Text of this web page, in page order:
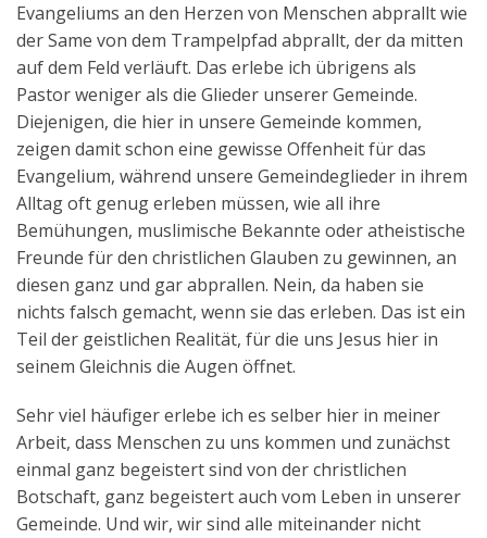
Evangeliums an den Herzen von Menschen abprallt wie
der Same von dem Trampelpfad abprallt, der da mitten
auf dem Feld verläuft. Das erlebe ich übrigens als
Pastor weniger als die Glieder unserer Gemeinde.
Diejenigen, die hier in unsere Gemeinde kommen,
zeigen damit schon eine gewisse Offenheit für das
Evangelium, während unsere Gemeindeglieder in ihrem
Alltag oft genug erleben müssen, wie all ihre
Bemühungen, muslimische Bekannte oder atheistische
Freunde für den christlichen Glauben zu gewinnen, an
diesen ganz und gar abprallen. Nein, da haben sie
nichts falsch gemacht, wenn sie das erleben. Das ist ein
Teil der geistlichen Realität, für die uns Jesus hier in
seinem Gleichnis die Augen öffnet.
Sehr viel häufiger erlebe ich es selber hier in meiner
Arbeit, dass Menschen zu uns kommen und zunächst
einmal ganz begeistert sind von der christlichen
Botschaft, ganz begeistert auch vom Leben in unserer
Gemeinde. Und wir, wir sind alle miteinander nicht